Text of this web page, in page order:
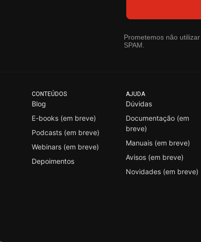
Prometemos não
SPAM.
CONTEÚDOS
Blog
E-books (em breve)
Podcasts (em breve)
Webinars (em breve)
Depoimentos
AJUDA
Dúvidas
Documentação (em
breve)
Manuais (em breve)
Avisos (em breve)
Novidades (em breve)